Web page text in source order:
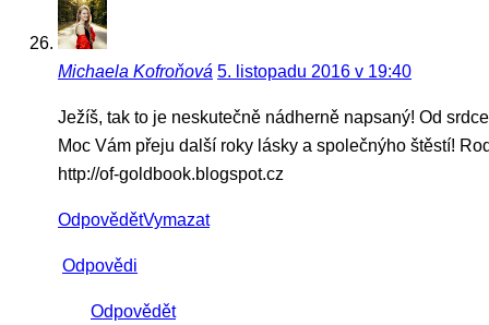
Michaela Kofroňová 5. listopadu 2016 v 19:40
Ježíš, tak to je neskutečně nádherně napsaný! Od
Moc Vám přeju další roky lásky a společnýho štěstí!
http://of-goldbook.blogspot.cz
OdpovědětVymazat
Odpovědi
Odpovědět